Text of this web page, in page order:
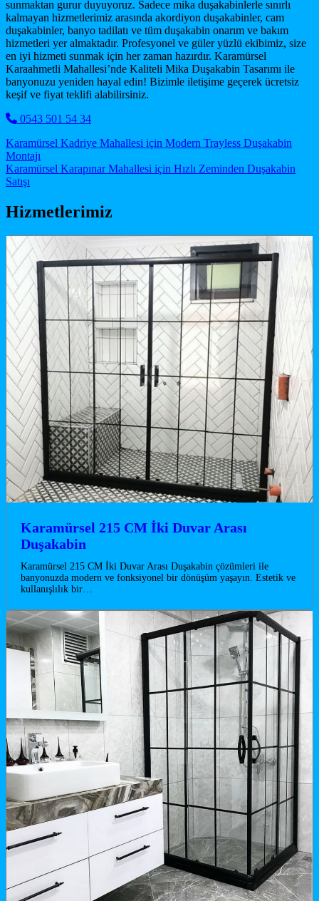
sunmaktan gurur duyuyoruz. Sadece mika duşakabinlerle sınırlı
kalmayan hizmetlerimiz arasında akordiyon duşakabinler, cam
duşakabinler, banyo tadilatı ve tüm duşakabin onarım ve bakım
hizmetleri yer almaktadır. Profesyonel ve güler yüzlü ekibimiz, size
en iyi hizmeti sunmak için her zaman hazırdır. Karamürsel
Karaahmetli Mahallesi’nde Kaliteli Mika Duşakabin Tasarımı ile
banyonuzu yeniden hayal edin! Bizimle iletişime geçerek ücretsiz
keşif ve fiyat teklifi alabilirsiniz.
0543 501 54 34
Post navigation
Karamürsel Kadriye Mahallesi için Modern Trayless Duşakabin
Montajı
Karamürsel Karapınar Mahallesi için Hızlı Zeminden Duşakabin
Satışı
Hizmetlerimiz
Karamürsel 215 CM İki Duvar Arası
Duşakabin
Karamürsel 215 CM İki Duvar Arası Duşakabin çözümleri ile
banyonuzda modern ve fonksiyonel bir dönüşüm yaşayın. Estetik ve
kullanışlılık bir…